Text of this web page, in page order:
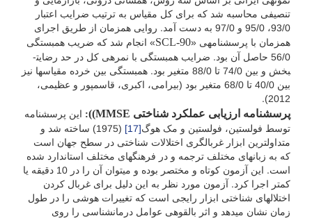
تنصیفی محاسبه شد که برای کل مقیاس به ترتیب ضرایب اعتبار
93/0، 95/0 و 97/0 به دست آمد. روایی همزمان از طریق اجرای
همزمان با پرسشنامه­ی «SCL-90» انجام شد که ضریب همبستگی
56/0 حاصل آن بود. ضرایب همبستگی با نمره­ی کل در حد رضایت­
بخش و بین 74/0 تا 88/0 متغیر بود. همبستگی بین خرده مقیاس­ها نیز
بین 40/0 تا 68/0 متغیر بود (بیرامی، اکبری، قاسم­پور و عظیمی،
2012).
پرسشنامه ارزیابی عملکرد شناختی MMSE)
)
: این پرسشنامه
توسط فولستین، فولستین و مک هوگ[17]
(1975) ساخته شد و
متداول­ترین ابزار غربالگری اختلالات شناختی در سطح جهان است
که به زبان­های مختلف ترجمه و در فرهنگ­های مختلف استاندارد شده
است. این آزمون کوتاه و مختصر بوده و می­توان آن را در 10 دقیقه یا
کم­تر اجرا کرد. آزمون مورد نظر به این دلیل برای غربال کردن
اختلال­های شناختی ابزار رایجی است که تغییرات هوشی را در طول
زمان نشان می­دهد و اثر بالقوه­ی عوامل درمان­شناسی را روی